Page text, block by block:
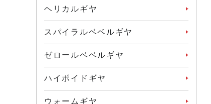
ヘリカルギヤ
スパイラルベベルギヤ
ゼロールベベルギヤ
ハイポイドギヤ
ウォームギヤ